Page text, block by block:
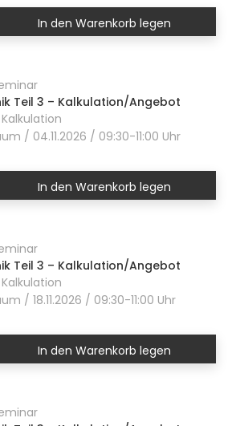
In den Warenkorb legen
Teil 3 – Kalkulation/Angebot
/ 04.11.2026 / 09:30-11:00 Uhr
In den Warenkorb legen
Teil 3 – Kalkulation/Angebot
/ 18.11.2026 / 09:30-11:00 Uhr
In den Warenkorb legen